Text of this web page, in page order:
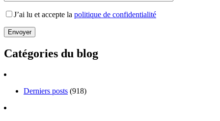
J’ai lu et accepte la politique de confidentialité
Catégories du blog
Derniers posts (918)